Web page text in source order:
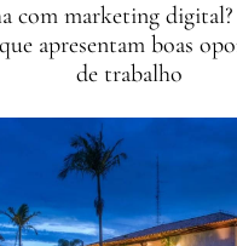
com marketing
apresentam boas
de trabalho